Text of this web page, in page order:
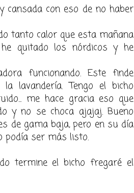
cansada con eso de no haber
tanto calor que esta mañana
quitado los nórdicos y he
funcionando. Este finde
lavandería. Tengo el bicho
me hace gracia eso que
y no se choca ajajaj. Bueno
de gama baja, pero en su día
podía ser más listo.
termine el bicho fregaré el